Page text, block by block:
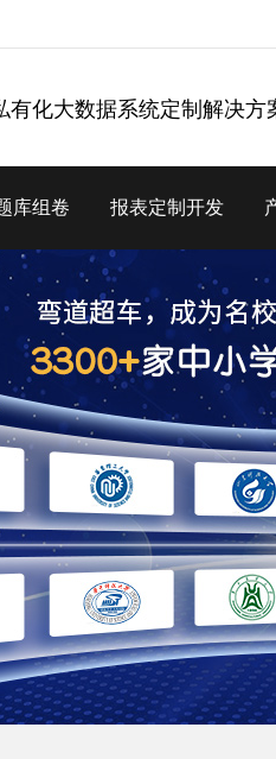
有化大数据系统定制解决方
库组卷 报表定制开发